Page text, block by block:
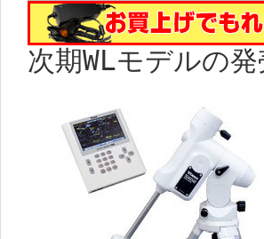
次期WLモデルの